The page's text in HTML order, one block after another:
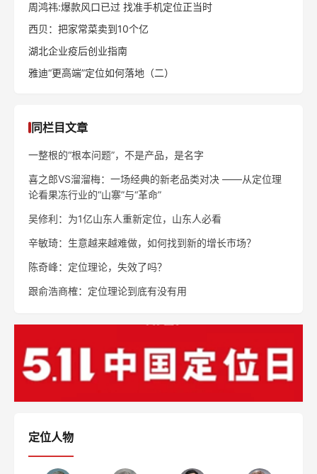
周鸿祎:爆款风口已过 找准手机定位正当时
西贝：把家常菜卖到10个亿
湖北企业疫后创业指南
雅迪“更高端”定位如何落地（二）
同栏目文章
一整根的“根本问题”，不是产品，是名字
喜之郎VS溜溜梅：一场经典的新老品类对决 ——从定位理
论看果冻行业的“山寨”与“革命”
吴修利：为1亿山东人重新定位，山东人必看
辛敏琦：生意越来越难做，如何找到新的增长市场？
陈奇峰：定位理论，失效了吗？
跟俞浩商榷：定位理论到底有没有用
定位人物